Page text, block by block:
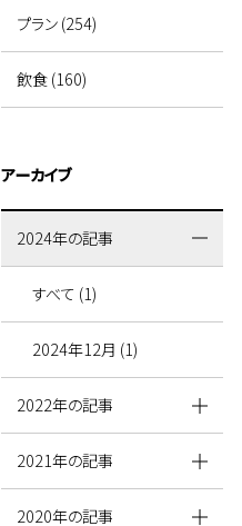
プラン (254)
飲食 (160)
アーカイブ
2024年の記事
すべて (1)
2024年12月 (1)
2022年の記事
2021年の記事
2020年の記事